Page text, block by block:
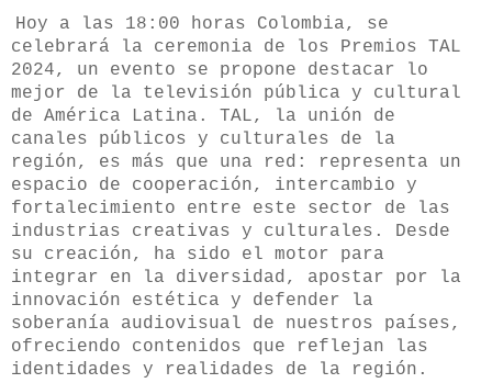
Hoy a las 18:00 horas Colombia, se
celebrará la ceremonia de los Premios TAL
2024, un evento se propone destacar lo
mejor de la televisión pública y cultural
de América Latina. TAL, la unión de
canales públicos y culturales de la
región, es más que una red: representa un
espacio de cooperación, intercambio y
fortalecimiento entre este sector de las
industrias creativas y culturales. Desde
su creación, ha sido el motor para
integrar en la diversidad, apostar por la
innovación estética y defender la
soberanía audiovisual de nuestros países,
ofreciendo contenidos que reflejan las
identidades y realidades de la región.